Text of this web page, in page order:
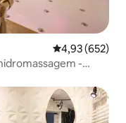
4,93 de uma
4,93 (652)
-